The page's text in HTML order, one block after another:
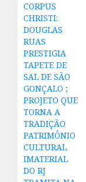
CORPUS
CHRISTI:
DOUGLAS
RUAS
PRESTIGIA
TAPETE DE
SAL DE SÃO
GONÇALO ;
PROJETO QUE
TORNA A
TRADIÇÃO
PATRIMÔNIO
CULTURAL
IMATERIAL
DO RJ